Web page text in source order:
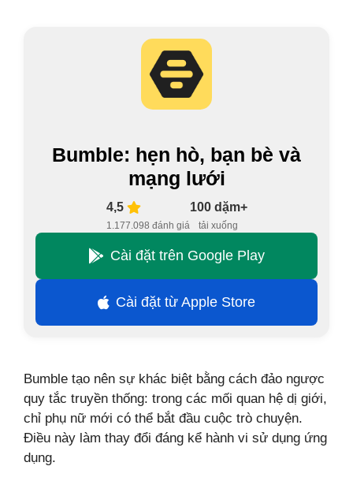
Bumble: hẹn hò, bạn bè và
mạng lưới
4,5
1.177.098 đánh giá
100 dặm+
tải xuống
Cài đặt trên Google Play
Cài đặt từ Apple Store
Bumble tạo nên sự khác biệt bằng cách đảo ngược
quy tắc truyền thống: trong các mối quan hệ dị giới,
chỉ phụ nữ mới có thể bắt đầu cuộc trò chuyện.
Điều này làm thay đổi đáng kể hành vi sử dụng ứng
dụng.